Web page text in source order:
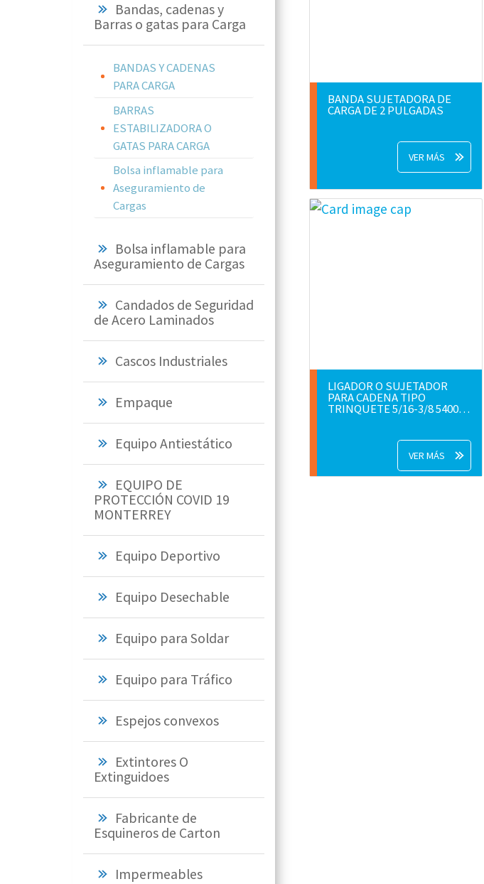
Bandas, cadenas y
Barras o gatas para Carga
BANDAS Y CADENAS
PARA CARGA
BARRAS
ESTABILIZADORA O
GATAS PARA CARGA
Bolsa inflamable para
Aseguramiento de
Cargas
Bolsa inflamable para
Aseguramiento de Cargas
Candados de Seguridad
de Acero Laminados
Cascos Industriales
Empaque
Equipo Antiestático
EQUIPO DE
PROTECCIÓN COVID 19
MONTERREY
Equipo Deportivo
Equipo Desechable
Equipo para Soldar
Equipo para Tráfico
Espejos convexos
Extintores O
Extinguidoes
Fabricante de
Esquineros de Carton
Impermeables
BANDA SUJETADORA DE
CARGA DE 2 PULGADAS
VER MÁS
LIGADOR O SUJETADOR
PARA CADENA TIPO
TRINQUETE 5/16-3/8 5400
VER MÁS